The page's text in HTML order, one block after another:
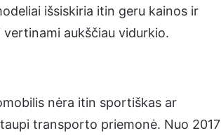
išsiskiria itin geru kainos ir
aukščiau vidurkio.
nėra itin sportiškas ar
transporto priemonė. Nuo 2017